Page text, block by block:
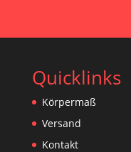
Quicklinks
Körpermaß
Versand
Kontakt